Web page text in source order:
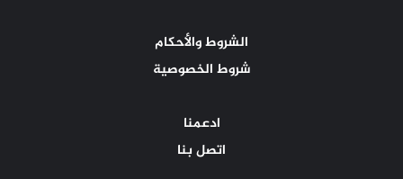
الشروط والأحكام
شروط الخصوصية
ادعمنا
اتصل بنا